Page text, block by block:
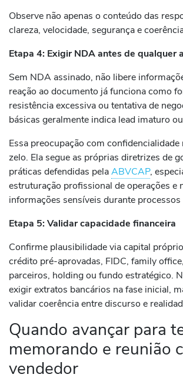
Observe não apenas o conteúdo das
clareza, velocidade, segurança e
Etapa 4: Exigir NDA antes de qualquer
Sem NDA assinado, não libere
reação ao documento já funciona como
resistência excessiva ou tentativa de
básicas geralmente indica lead imaturo
Essa preocupação com confidencialidade
zelo. Ela segue as próprias diretrizes de
práticas defendidas pelaABVCAP,
estruturação profissional de operações e
informações sensíveis durante processos
Etapa 5: Validar capacidade financeira
Confirme plausibilidade via capital
crédito pré-aprovadas, FIDC, family
parceiros, holding ou fundo estratégico.
exigir extratos bancários na fase inicial,
validar coerência entre discurso e
Quando avançar para
memorando e reunião
vendedor